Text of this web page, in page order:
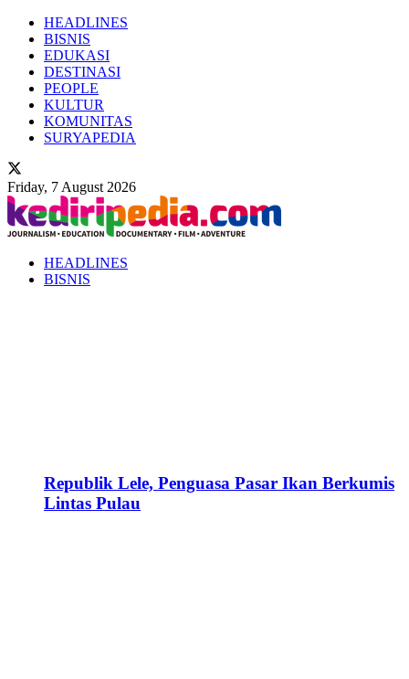
HEADLINES
BISNIS
EDUKASI
DESTINASI
PEOPLE
KULTUR
KOMUNITAS
SURYAPEDIA
Friday, 7 August 2026
HEADLINES
BISNIS
Republik Lele, Penguasa Pasar Ikan Berkumis
Lintas Pulau